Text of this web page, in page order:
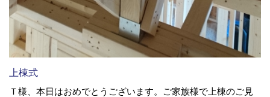
上棟式
Ｔ様、本日はおめでとうございます。ご家族様で上棟のご見